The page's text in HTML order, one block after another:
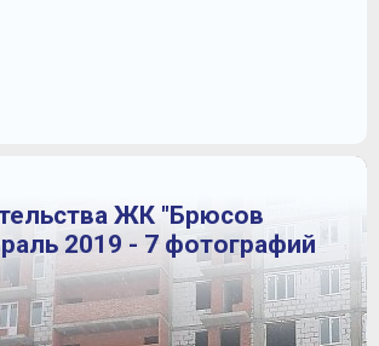
ЖК "Брюсов
2019 - 7 фотографий